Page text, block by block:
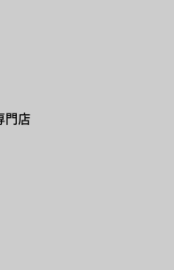
門店